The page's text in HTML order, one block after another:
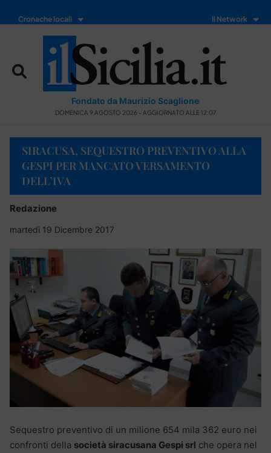
Cronache locali Il Network
Fondato da Maurizio Scaglione
DOMENICA 9 AGOSTO 2026 - AGGIORNATO ALLE 12:07
SIRACUSA, SEQUESTRO PREVENTIVO ALLA
GESPI PER MANCATO VERSAMENTO
DELL’IVA
Redazione
martedì 19 Dicembre 2017
Sequestro preventivo di un milione 654 mila 362 euro nei
confronti della società siracusana Gespi srl che opera nel